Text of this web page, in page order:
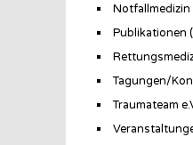
Notfallmedizin
Publikationen
Tagungen/
Traumateam